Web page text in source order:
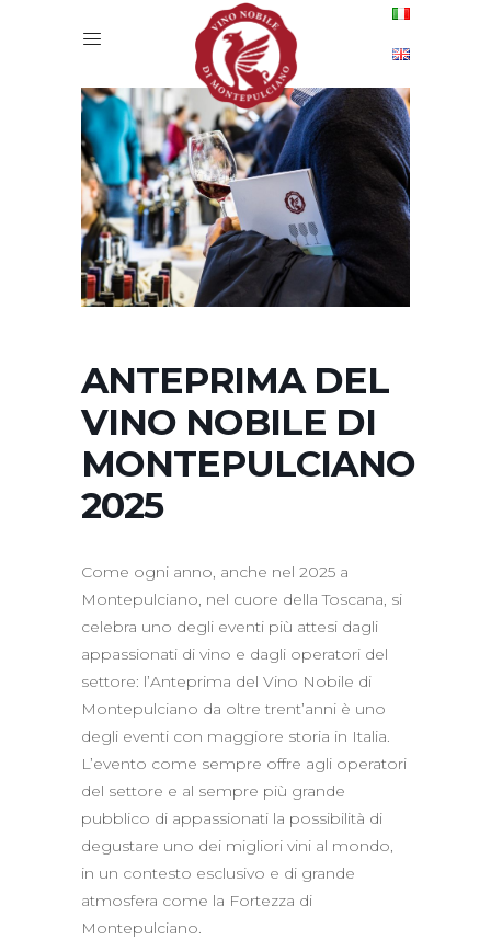
ANTEPRIMA DEL
VINO NOBILE DI
MONTEPULCIANO
2025
Come ogni anno, anche nel 2025 a
Montepulciano, nel cuore della Toscana, si
celebra uno degli eventi più attesi dagli
appassionati di vino e dagli operatori del
settore: l’Anteprima del Vino Nobile di
Montepulciano da oltre trent’anni è uno
degli eventi con maggiore storia in Italia.
L’evento come sempre offre agli operatori
del settore e al sempre più grande
pubblico di appassionati la possibilità di
degustare uno dei migliori vini al mondo,
in un contesto esclusivo e di grande
atmosfera come la Fortezza di
Montepulciano.